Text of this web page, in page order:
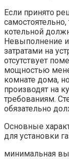
Если принято
котельной
Невыполнение
затратами на
отсутствует
мощностью
комнате дома,
производят на
требованиям.
обязательно
Основные
для установки
минимальная